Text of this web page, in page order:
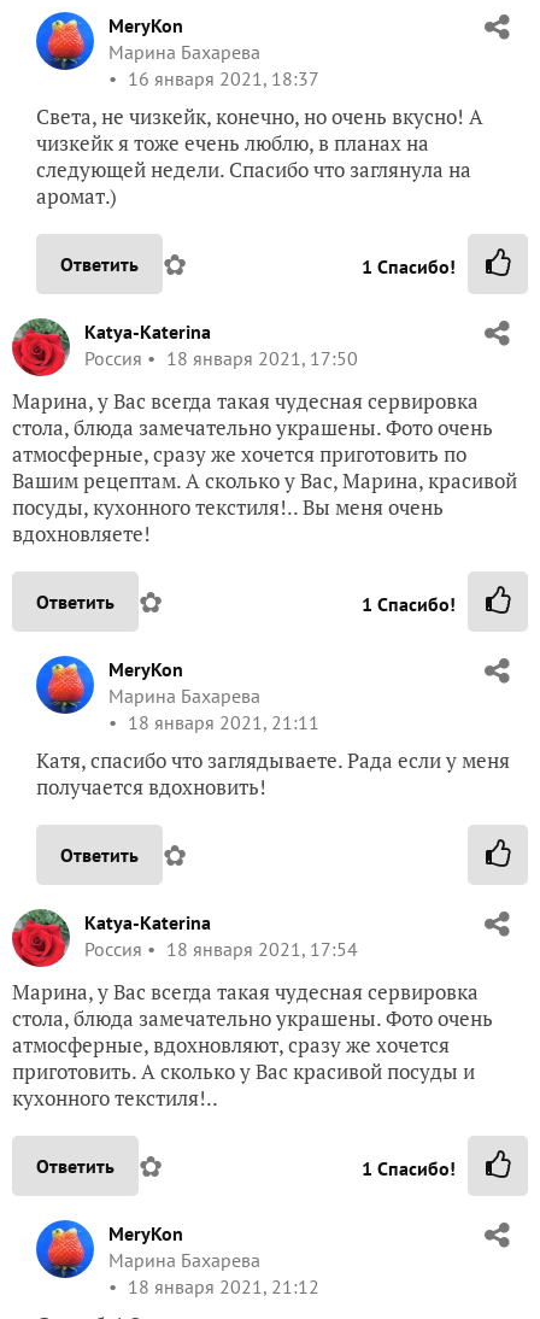
MeryKon
Марина Бахарева
16 января 2021, 18:37
Света, не чизкейк, конечно, но очень вкусно! А
чизкейк я тоже ечень люблю, в планах на
следующей недели. Спасибо что заглянула на
аромат.)
Ответить ✿ 1 Спасибо!
Katya-Katerina
Россия
18 января 2021, 17:50
Марина, у Вас всегда такая чудесная сервировка
стола, блюда замечательно украшены. Фото очень
атмосферные, сразу же хочется приготовить по
Вашим рецептам. А сколько у Вас, Марина, красивой
посуды, кухонного текстиля!.. Вы меня очень
вдохновляете!
Ответить ✿ 1 Спасибо!
MeryKon
Марина Бахарева
18 января 2021, 21:11
Катя, спасибо что заглядываете. Рада если у меня
получается вдохновить!
Ответить ✿
Katya-Katerina
Россия
18 января 2021, 17:54
Марина, у Вас всегда такая чудесная сервировка
стола, блюда замечательно украшены. Фото очень
атмосферные, вдохновляют, сразу же хочется
приготовить. А сколько у Вас красивой посуды и
кухонного текстиля!..
Ответить ✿ 1 Спасибо!
MeryKon
Марина Бахарева
18 января 2021, 21:12